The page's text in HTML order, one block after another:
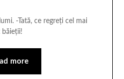
-Tată, ce regreți cel mai
băieții!
more